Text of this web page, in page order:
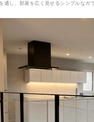
通し、部屋を広く見せるシンプルなガ